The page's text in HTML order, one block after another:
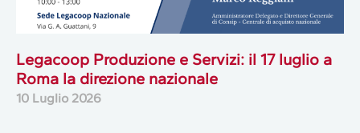
Legacoop Produzione e Servizi: il 17 luglio a
Roma la direzione nazionale
10 Luglio 2026